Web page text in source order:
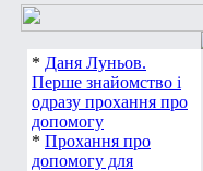
* Даня Луньов.
Перше знайомство і
одразу прохання про
допомогу
* Прохання про
допомогу для